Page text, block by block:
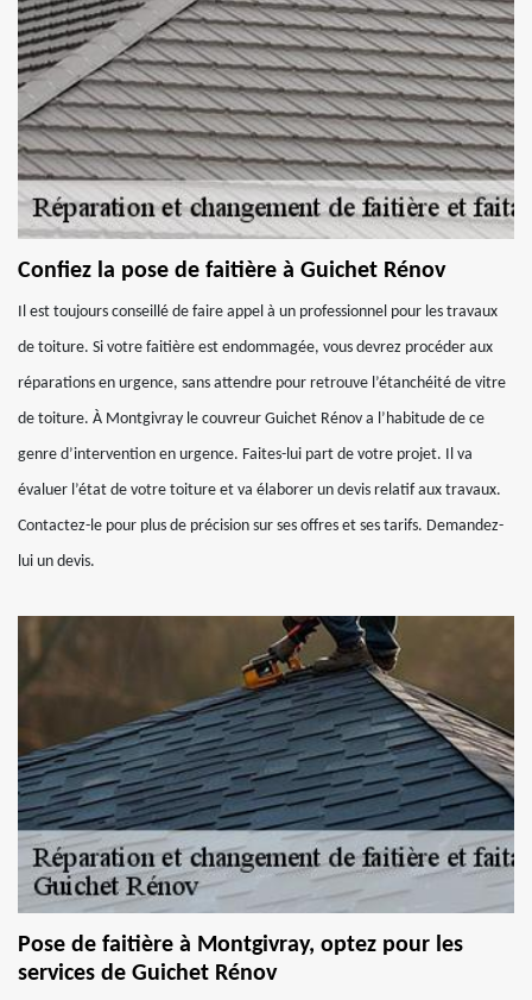
Confiez la pose de faitière à Guichet Rénov
Il est toujours conseillé de faire appel à un professionnel pour les travaux
de toiture. Si votre faitière est endommagée, vous devrez procéder aux
réparations en urgence, sans attendre pour retrouve l’étanchéité de vitre
de toiture. À Montgivray le couvreur Guichet Rénov a l’habitude de ce
genre d’intervention en urgence. Faites-lui part de votre projet. Il va
évaluer l’état de votre toiture et va élaborer un devis relatif aux travaux.
Contactez-le pour plus de précision sur ses offres et ses tarifs. Demandez-
lui un devis.
Pose de faitière à Montgivray, optez pour les
services de Guichet Rénov